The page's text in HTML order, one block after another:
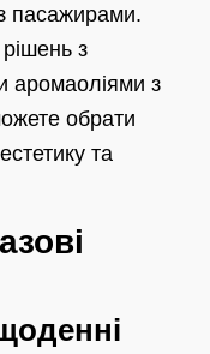
пасажирами.
з
аромаоліями з
обрати
та